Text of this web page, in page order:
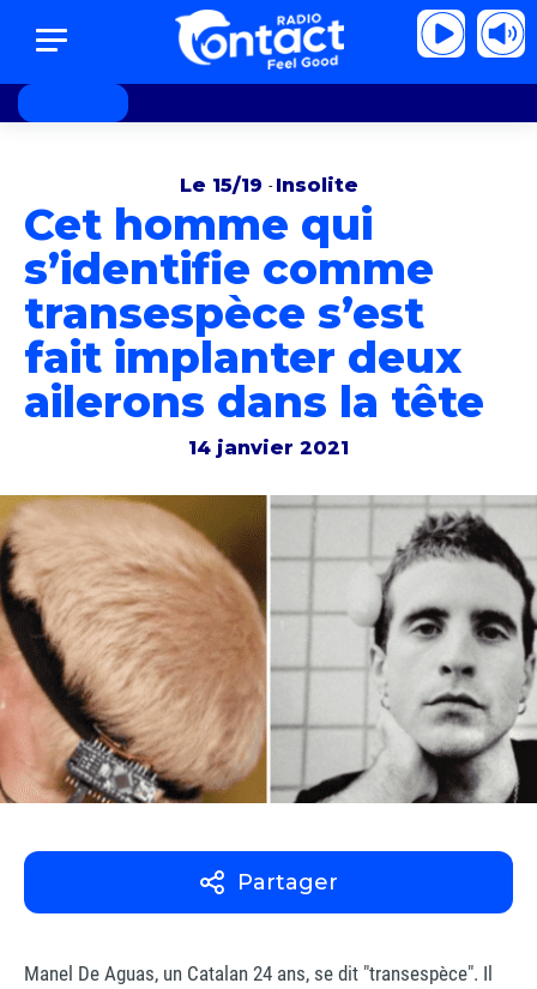
Modja - French Cancan Inna Modja -
Le 15/19 -Insolite
Cet homme qui
s’identifie comme
transespèce s’est
fait implanter deux
ailerons dans la tête
14 janvier 2021
Partager
Manel De Aguas, un Catalan 24 ans, se dit "transespèce". Il